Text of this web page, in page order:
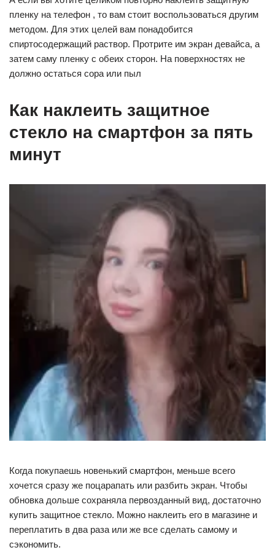
пленку на телефон , то вам стоит воспользоваться другим
методом. Для этих целей вам понадобится
спиртосодержащий раствор. Протрите им экран девайса, а
затем саму пленку с обеих сторон. На поверхностях не
должно остаться сора или пыл
Как наклеить защитное
стекло на смартфон за пять
минут
Когда покупаешь новенький смартфон, меньше всего
хочется сразу же поцарапать или разбить экран. Чтобы
обновка дольше сохраняла первозданный вид, достаточно
купить защитное стекло. Можно наклеить его в магазине и
переплатить в два раза или же все сделать самому и
сэкономить.